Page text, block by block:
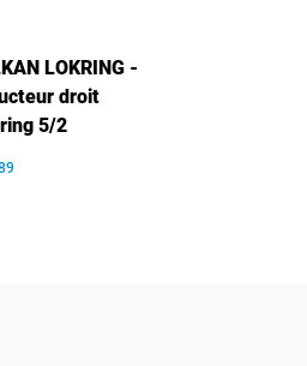
LOKRING -
droit
5/2